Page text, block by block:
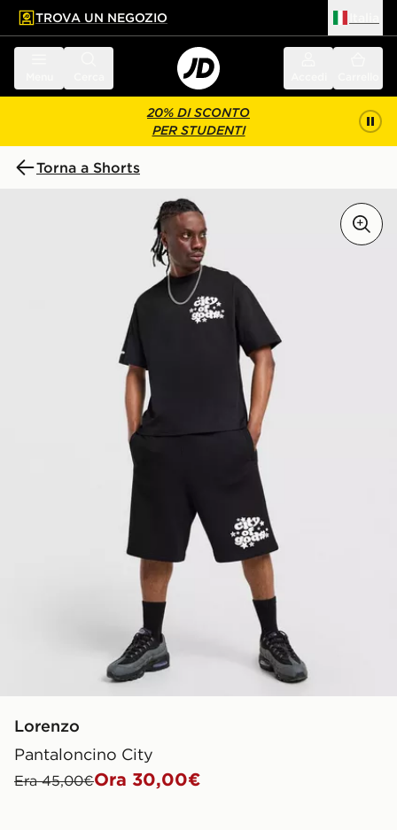
principale
a fondo pagina
TROVA UN NEGOZIO
20% DI SCONTO
PER STUDENTI
Torna a Shorts
Lorenzo
Pantaloncino City
Era 45,00€Ora 30,00€